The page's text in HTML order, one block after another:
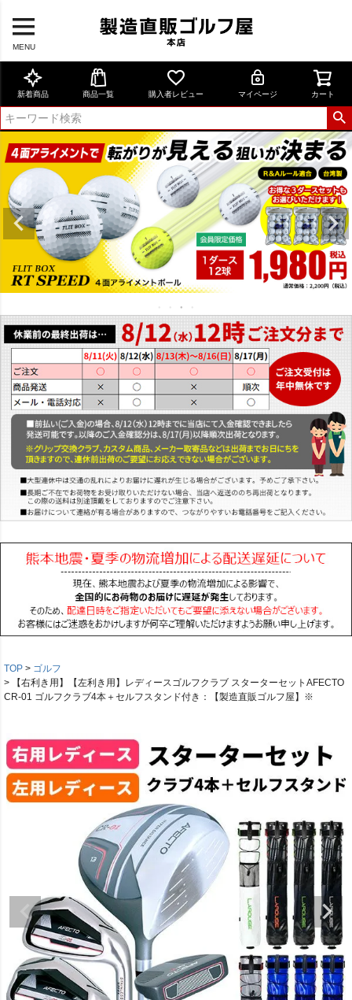
MENU
新着商品 商品一覧 購入者レビュー マイページ カート
TOP
ゴルフ
【右利き用】【左利き用】レディースゴルフクラブ スターターセットAFECTO
CR-01 ゴルフクラブ4本＋セルフスタンド付き：【製造直販ゴルフ屋】※